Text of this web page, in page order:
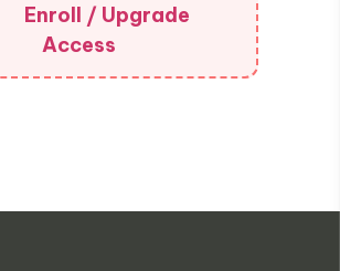
Enroll / Upgrade
Access